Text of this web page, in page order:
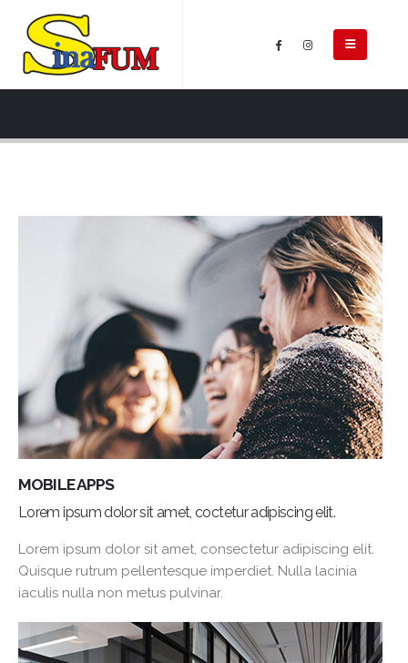
MOBILE APPS
Lorem ipsum dolor sit amet, coctetur adipiscing elit.
Lorem ipsum dolor sit amet, consectetur adipiscing elit.
Quisque rutrum pellentesque imperdiet. Nulla lacinia
iaculis nulla non metus pulvinar.